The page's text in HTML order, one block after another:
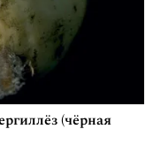
(чёрная